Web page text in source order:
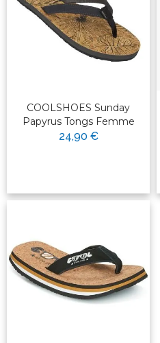
COOLSHOES Sunday
Papyrus Tongs Femme
24,90 €